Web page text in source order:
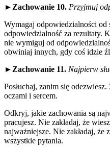
► Zachowanie 10. Przyjmuj
Wymagaj odpowiedzialności
odpowiedzialność za rezultaty.
nie wymiguj od
obwiniaj innych, gdy coś idzie
► Zachowanie 11. Najpierw
Posłuchaj, zanim się
oczami i sercem.
Odkryj, jakie zachowania są
pracujesz. Nie zakładaj, że
najważniejsze. Nie zakładaj,
wszystkie pytania.